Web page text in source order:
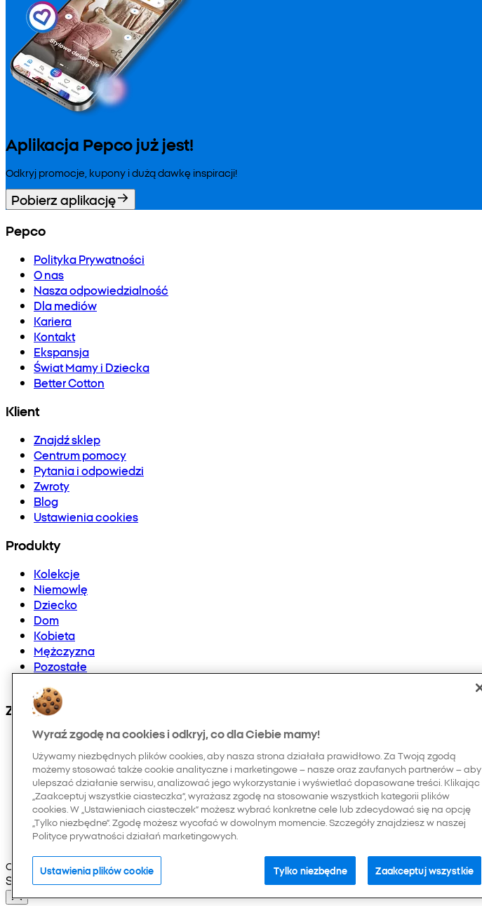
Aplikacja Pepco już jest!
Odkryj promocje, kupony i dużą dawkę inspiracji!
Pobierz aplikację
Pepco
Polityka Prywatności
O nas
Nasza odpowiedzialność
Dla mediów
Kariera
Kontakt
Ekspansja
Świat Mamy i Dziecka
Better Cotton
Klient
Znajdź sklep
Centrum pomocy
Pytania i odpowiedzi
Zwroty
Blog
Ustawienia cookies
Produkty
Kolekcje
Niemowlę
Dziecko
Dom
Kobieta
Mężczyzna
Pozostałe
Znajdź nas na:
Copyright © 2026 Pepco. Wszelkie prawa zastrzeżone
Selected Language:
Wyraź zgodę na cookies i odkryj, co dla Ciebie mamy!
Używamy niezbędnych plików cookies, aby nasza strona działała prawidłowo. Za Twoją zgodą
możemy stosować także cookie analityczne i marketingowe – nasze oraz zaufanych partnerów – aby
ulepszać działanie serwisu, analizować jego wykorzystanie i wyświetlać dopasowane treści. Klikając
„Zaakceptuj wszystkie ciasteczka”, wyrażasz zgodę na stosowanie wszystkich kategorii plików
cookies. W „Ustawieniach ciasteczek” możesz wybrać konkretne cele lub zdecydować się na opcję
„Tylko niezbędne”. Zgodę możesz wycofać w dowolnym momencie. Szczegóły znajdziesz w naszej
Polityce prywatności działań marketingowych.
Ustawienia plików cookie Tylko niezbędne Zaakceptuj wszystkie